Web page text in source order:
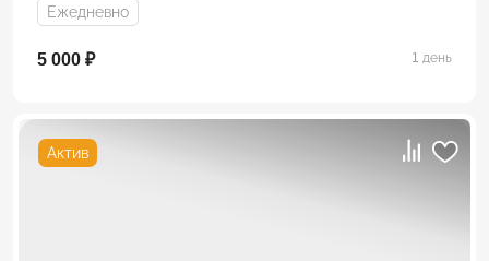
Ежедневно
5 000 ₽ 1 день
Актив